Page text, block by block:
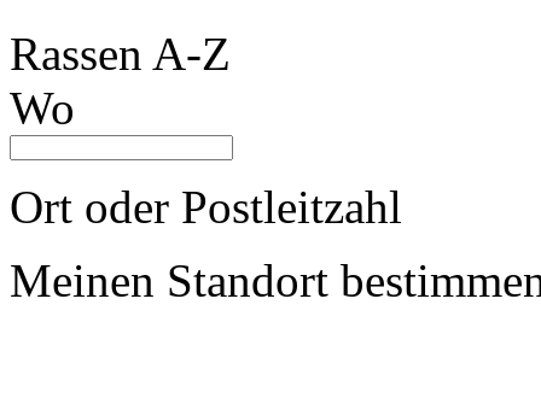
Rassen A-Z
Wo
Ort oder Postleitzahl
Meinen Standort